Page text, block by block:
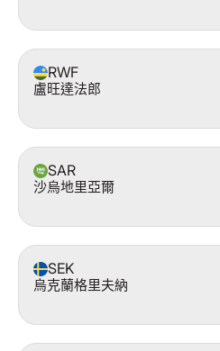
RWF
盧旺達法郎
SAR
沙烏地里亞爾
SEK
烏克蘭格里夫納